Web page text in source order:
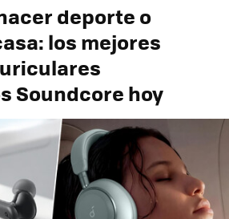
deporte o
los mejores
Soundcore hoy